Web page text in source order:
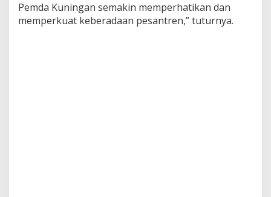
Pemda Kuningan semakin memperhatikan dan
memperkuat keberadaan pesantren,” tuturnya.